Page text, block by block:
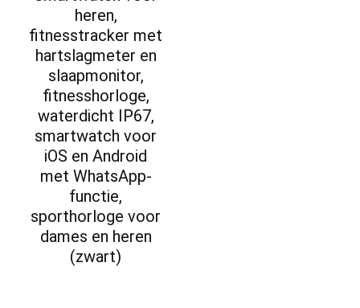
heren,
fitnesstracker met
hartslagmeter en
slaapmonitor,
fitnesshorloge,
waterdicht IP67,
smartwatch voor
iOS en Android
met WhatsApp-
functie,
sporthorloge voor
dames en heren
(zwart)